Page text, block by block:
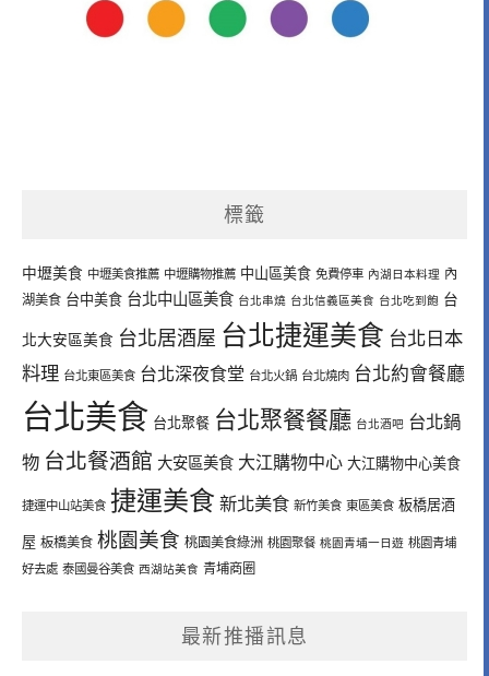
標籤
中壢美食 中壢美食推薦 中壢購物推薦 中山區美食 免費停車 內湖日本料理 內
湖美食 台中美食 台北中山區美食 台北串燒 台北信義區美食 台北吃到飽 台
北大安區美食 台北居酒屋 台北捷運美食 台北日本
料理 台北東區美食 台北深夜食堂 台北火鍋 台北燒肉 台北約會餐廳
台北美食 台北聚餐 台北聚餐餐廳 台北酒吧 台北鍋
物 台北餐酒館 大安區美食 大江購物中心 大江購物中心美食
捷運中山站美食 捷運美食 新北美食 新竹美食 東區美食 板橋居酒
屋 板橋美食 桃園美食 桃園美食綠洲 桃園聚餐 桃園青埔一日遊 桃園青埔
好去處 泰國曼谷美食 西湖站美食 青埔商圈
最新推播訊息